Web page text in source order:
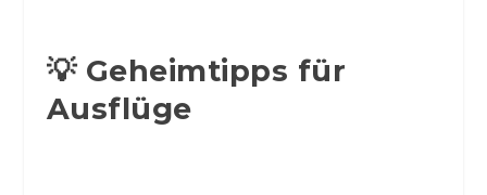
💡 Geheimtipps für
Ausflüge